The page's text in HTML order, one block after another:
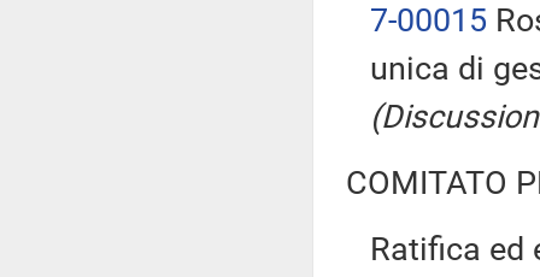
7-00015
unica di
COMITATO
Ratifica ed